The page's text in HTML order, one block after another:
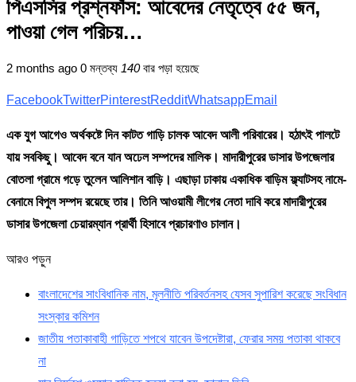
পিএসসির প্রশ্নফাঁস: আবেদের নেতৃত্বে ৫৫ জন,
পাওয়া গেল পরিচয়…
2 months ago 0 মন্তব্য 140বার পড়া হয়েছে
FacebookTwitterPinterestRedditWhatsappEmail
এক যুগ আগেও অর্থকষ্টে দিন কাটত গাড়ি চালক আবেদ আলী পরিবারের। হঠাৎই পালটে
যায় সবকিছু। আবেদ বনে যান অঢেল সম্পদের মালিক। মাদারীপুরের ডাসার উপজেলার
বোতলা গ্রামে গড়ে তুলেন আলিশান বাড়ি। এছাড়া ঢাকায় একাধিক বাড়িম ফ্ল্যাটসহ নামে-
বেনামে বিপুল সম্পদ রয়েছে তার। তিনি আওয়ামী লীগের নেতা দাবি করে মাদারীপুরের
ডাসার উপজেলা চেয়ারম্যান প্রার্থী হিসাবে প্রচারণাও চালান।
আরও পড়ুন
বাংলাদেশের সাংবিধানিক নাম, মূলনীতি পরিবর্তনসহ যেসব সুপারিশ করেছে সংবিধান
সংস্কার কমিশন
জাতীয় পতাকাবাহী গাড়িতে শপথে যাবেন উপদেষ্টারা, ফেরার সময় পতাকা থাকবে
না